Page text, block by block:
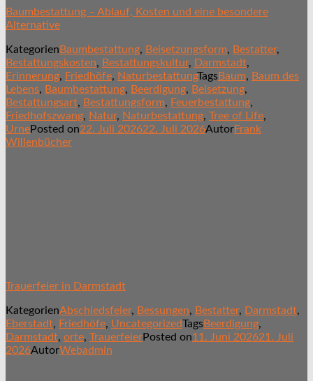
Baumbestattung – Ablauf, Kosten und eine besondere
Alternative
Kategorien Baumbestattung, Beisetzungsform, Bestatter,
Bestattungskosten, Bestattungskultur, Darmstadt,
Erinnerung, Friedhöfe, NaturbestattungTagsBaum, Baum des
Lebens, Baumbestattung, Beerdigung, Beisetzung,
Bestattungsart, Bestattungsform, Feuerbestattung,
Friedhofszwang, Natur, Naturbestattung, Tree of Life,
UrnePosted on22. Juli 202622. Juli 2026AutorFrank
Willenbücher
Trauerfeier in Darmstadt
KategorienAbschiedsfeier, Bessungen, Bestatter, Darmstadt,
Eberstadt, Friedhöfe, UncategorizedTagsBeerdigung,
Darmstadt, orte, TrauerfeierPosted on11. Juni 202621. Juli
2026AutorWebadmin